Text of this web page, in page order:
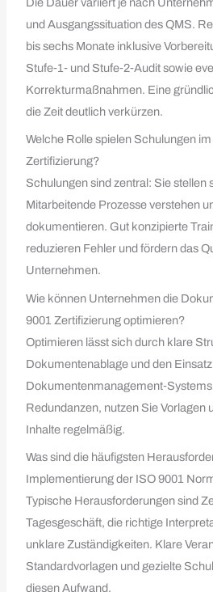
und Ausgangssituation des QMS.
bis sechs Monate inklusive
Stufe‑1‑ und Stufe‑2‑Audit sowie
Korrekturmaßnahmen. Eine
die Zeit deutlich verkürzen.
Welche Rolle spielen Schulungen
Zertifizierung?
Schulungen sind zentral: Sie stellen
Mitarbeitende Prozesse verstehen
dokumentieren. Gut konzipierte
reduzieren Fehler und fördern das
Unternehmen.
Wie können Unternehmen die
9001 Zertifizierung optimieren?
Optimieren lässt sich durch klare
Dokumentenablage und den
Redundanzen, nutzen Sie Vorlagen
Inhalte regelmäßig.
Was sind die häufigsten
Implementierung der ISO 9001
Typische Herausforderungen sind
Tagesgeschäft, die richtige
unklare Zuständigkeiten. Klare
Standardvorlagen und gezielte
diesen Aufwand.